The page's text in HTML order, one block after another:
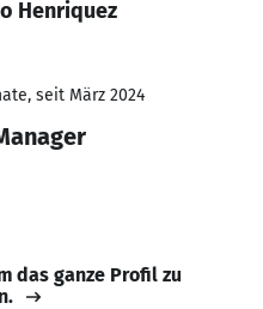
Henriquez
seit März 2024
das ganze Profil zu